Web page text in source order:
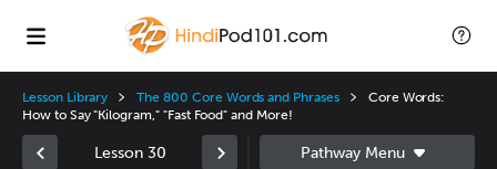
Lesson Library The 800 Core Words and Phrases
Core Words:
How to Say "Kilogram," "Fast Food" and More!
Lesson 30